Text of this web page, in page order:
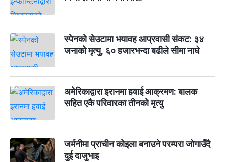
स्पेनको सेउटामा भयावह आप्रवासी संकट: ३४
जनाको मृत्यु, ६० हजारभन्दा बढीले सीमा नाघे
अमेरिकाद्वारा इरानमा हवाई आक्रमण: बालक
सहित एकै परिवारका तीनको मृत्यु
जर्मनीमा प्राचीन कोइला बनाउने परम्परा जोगाउँदै
दुई दाजुभाइ